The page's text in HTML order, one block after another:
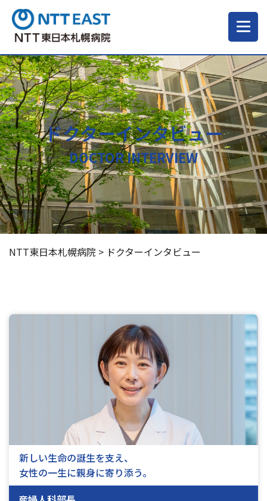
当院について
ご来院される方へ
診療科・部門
医療・介護関係の方
採用情報
ドクターインタビュー
DOCTOR INTERVIEW
NTT東日本札幌病院 > ドクターインタビュー
新しい生命の誕生を支え、
女性の一生に親身に寄り添う。